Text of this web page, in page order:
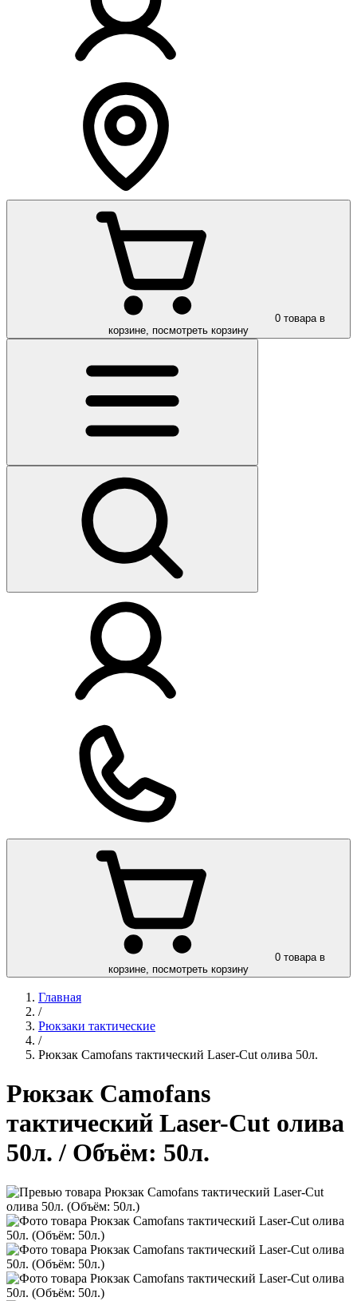
0 товара в
корзине, посмотреть корзину
0 товара в
корзине, посмотреть корзину
Главная
/
Рюкзаки тактические
/
Рюкзак Camofans тактический Laser-Cut олива 50л.
Рюкзак Camofans
тактический Laser-Cut олива
50л./ Объём: 50л.